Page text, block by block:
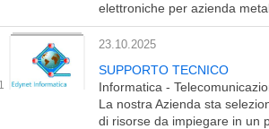
elettroniche per azienda
23.10.2025
SUPPORTO TECNICO
Informatica -
La nostra Azienda sta
di risorse da impiegare in un